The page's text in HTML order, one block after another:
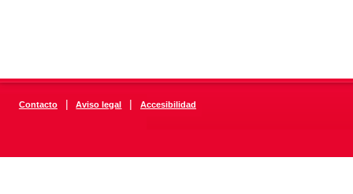
Contacto | Aviso legal | Accesibilidad